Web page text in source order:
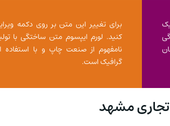
برای تغییر این متن بر روی دکمه
کنید. لورم ایپسوم متن ساختگی با
نامفهوم از صنعت چاپ و با استفاده
گرافیک است.
تجاری مشهد